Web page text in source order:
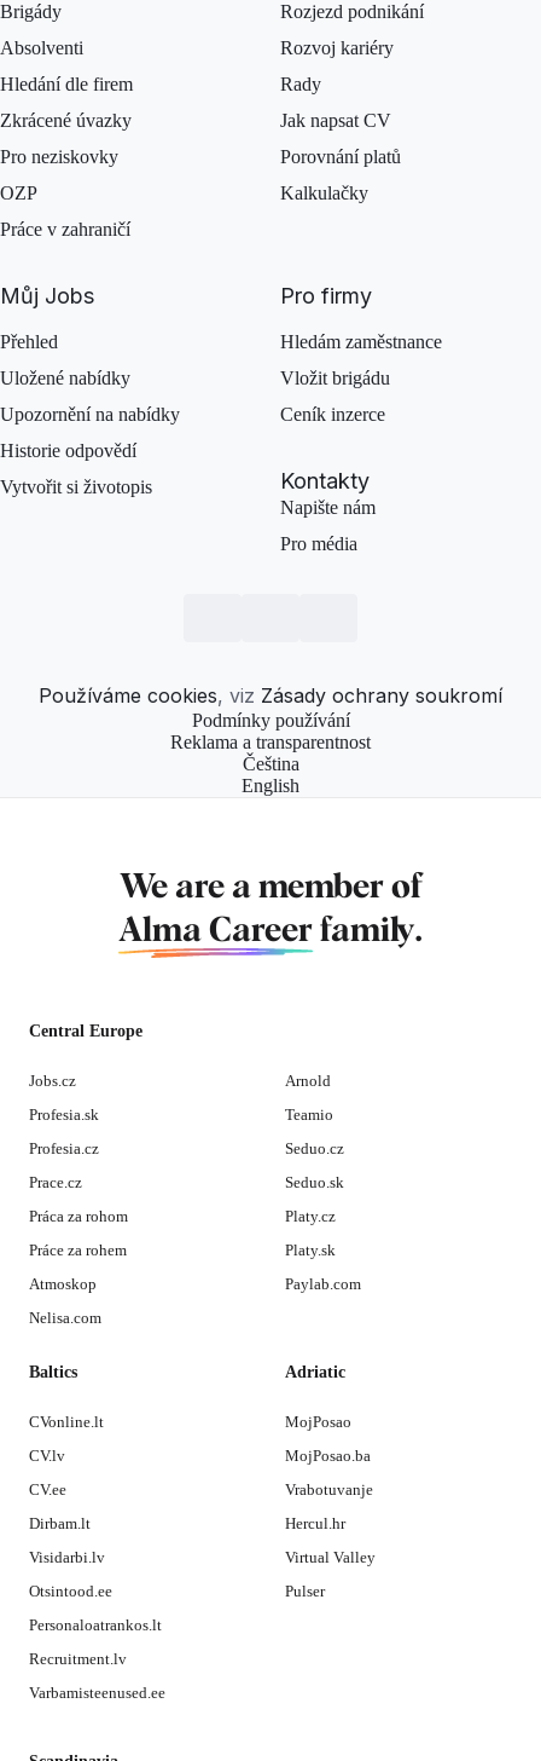
Brigády
Absolventi
Hledání dle firem
Zkrácené úvazky
Pro neziskovky
OZP
Práce v zahraničí
Rozjezd podnikání
Rozvoj kariéry
Rady
Jak napsat CV
Porovnání platů
Kalkulačky
Můj Jobs
Přehled
Uložené nabídky
Upozornění na nabídky
Historie odpovědí
Vytvořit si životopis
Pro firmy
Hledám zaměstnance
Vložit brigádu
Ceník inzerce
Kontakty
Napište nám
Pro média
Používáme cookies, viz Zásady ochrany soukromí
Podmínky používání
Reklama a transparentnost
Čeština
English
We are a member of
Alma Career family.
Central Europe
Jobs.cz
Profesia.sk
Profesia.cz
Prace.cz
Práca za rohom
Práce za rohem
Atmoskop
Nelisa.com
Arnold
Teamio
Seduo.cz
Seduo.sk
Platy.cz
Platy.sk
Paylab.com
Baltics
CVonline.lt
CV.lv
CV.ee
Dirbam.lt
Visidarbi.lv
Otsintood.ee
Personaloatrankos.lt
Recruitment.lv
Varbamisteenused.ee
Adriatic
MojPosao
MojPosao.ba
Vrabotuvanje
Hercul.hr
Virtual Valley
Pulser